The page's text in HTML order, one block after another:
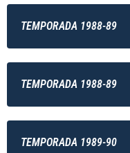
TEMPORADA 1988-89
TEMPORADA 1988-89
TEMPORADA 1989-90